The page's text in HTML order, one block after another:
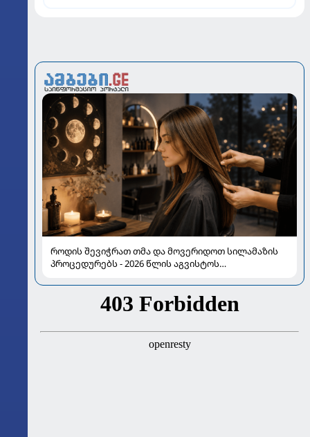
როდის შევიჭრათ თმა და მოვერიდოთ სილამაზის
პროცედურებს - 2026 წლის აგვისტოს